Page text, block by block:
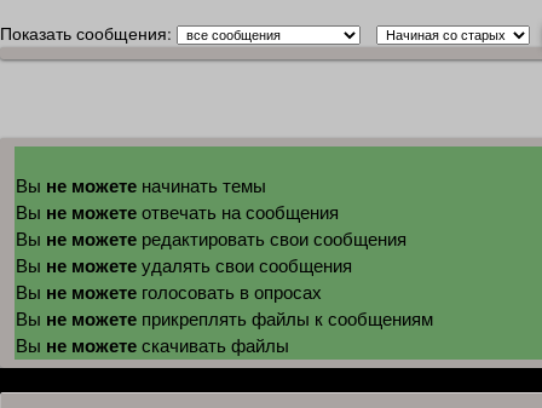
Показать сообщения:
Вы не можете начинать темы
Вы не можете отвечать на сообщения
Вы не можете редактировать свои сообщения
Вы не можете удалять свои сообщения
Вы не можете голосовать в опросах
Вы не можете прикреплять файлы к сообщениям
Вы не можете скачивать файлы